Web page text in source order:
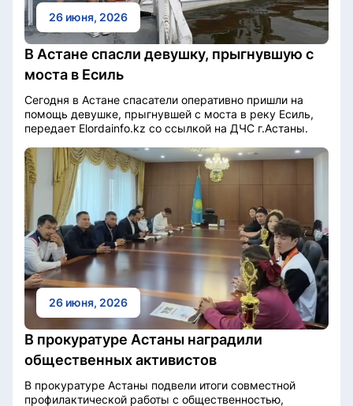
26 июня, 2026
В Астане спасли девушку, прыгнувшую с
моста в Есиль
Сегодня в Астане спасатели оперативно пришли на
помощь девушке, прыгнувшей с моста в реку Есиль,
передает Elordainfo.kz со ссылкой на ДЧС г.Астаны.
26 июня, 2026
В прокуратуре Астаны наградили
общественных активистов
В прокуратуре Астаны подвели итоги совместной
профилактической работы с общественностью,